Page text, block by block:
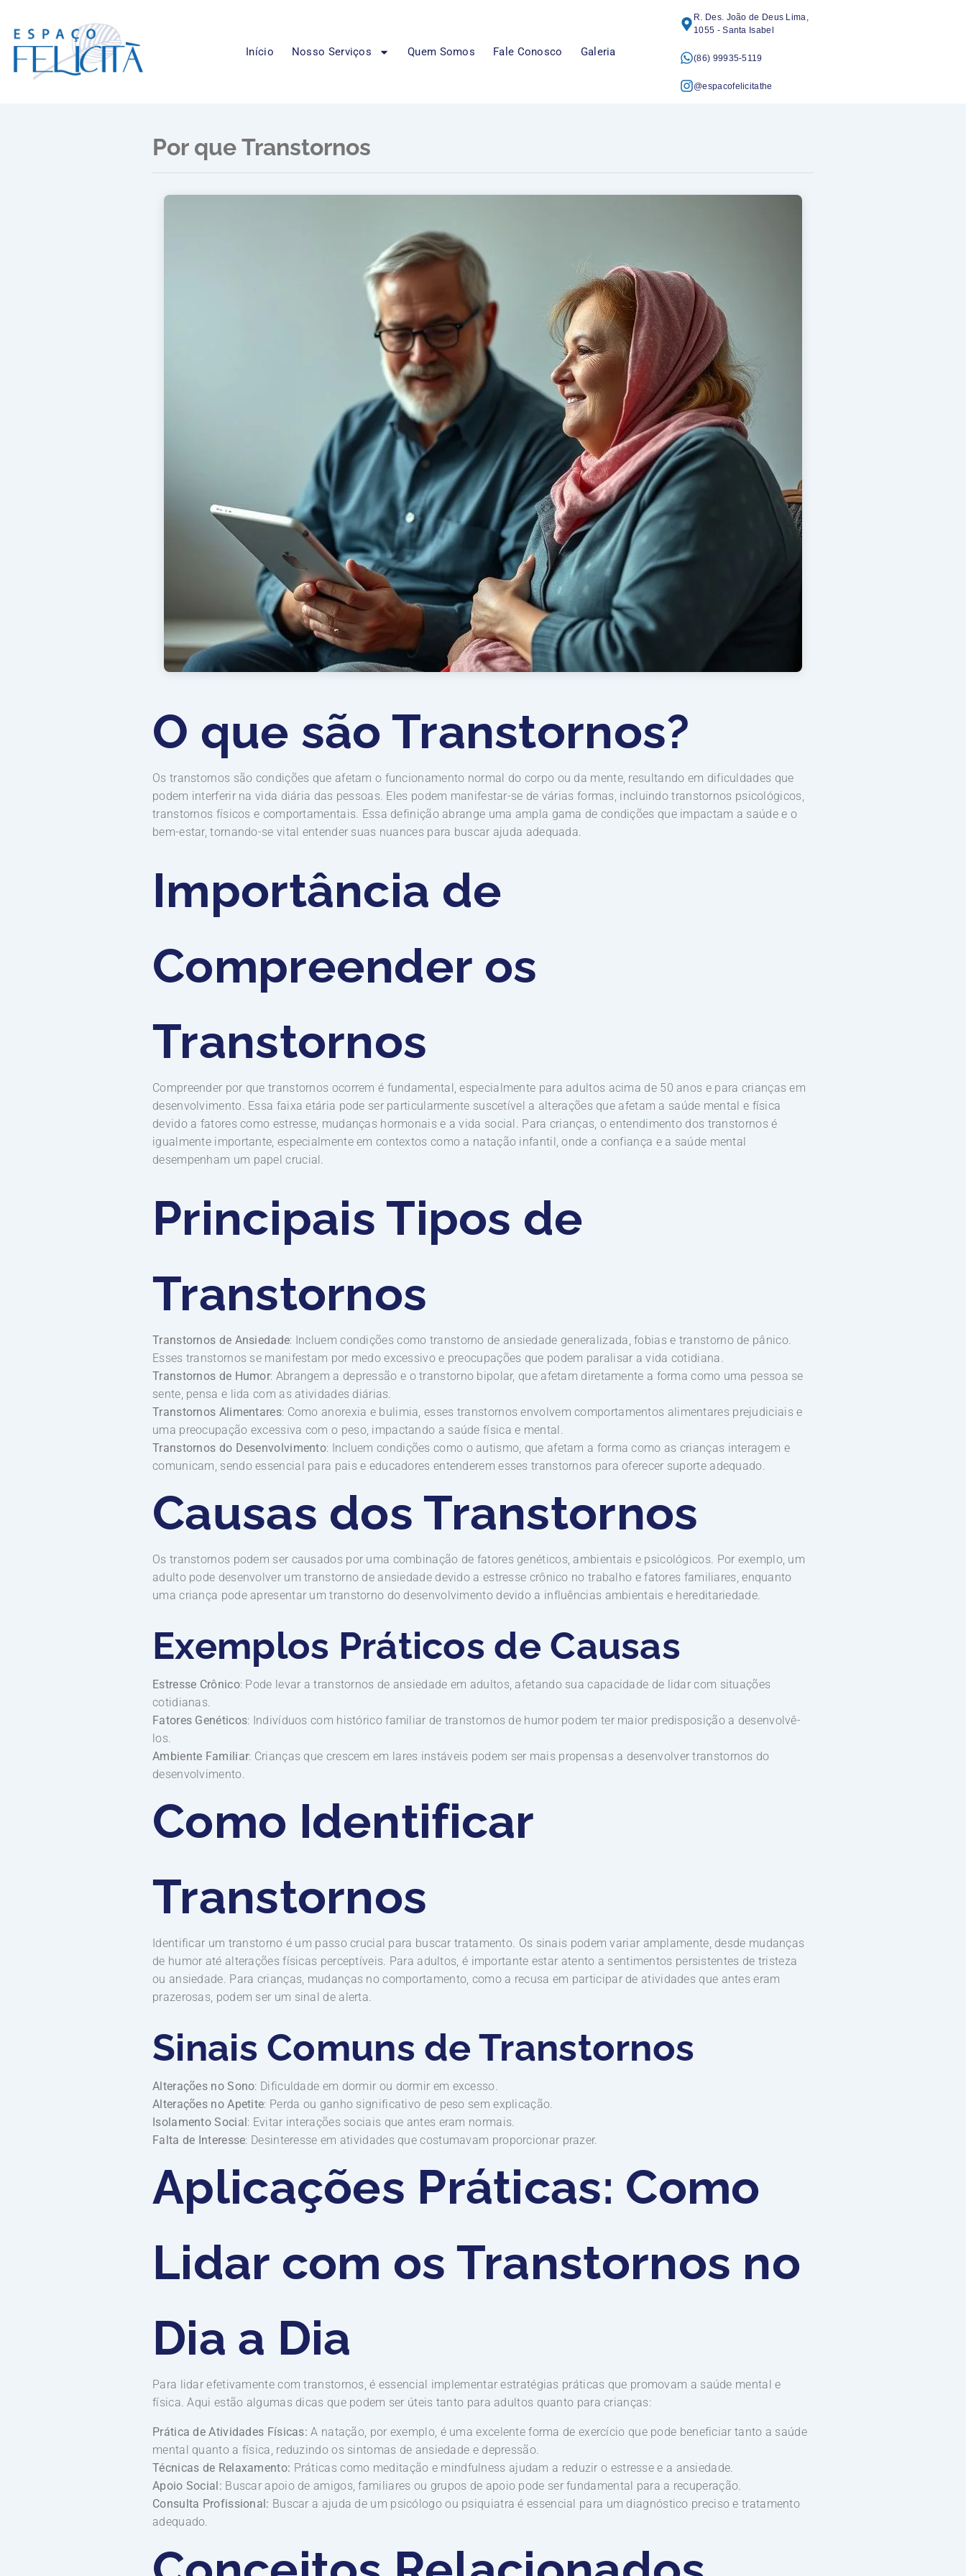
Início Nosso Serviços Quem Somos Fale Conosco Galeria
R. Des. João de Deus Lima,
1055 - Santa Isabel
(86) 99935-5119
@espacofelicitathe
Por que Transtornos
O que são Transtornos?
Os transtornos são condições que afetam o funcionamento normal do corpo ou da mente, resultando em dificuldades que
podem interferir na vida diária das pessoas. Eles podem manifestar-se de várias formas, incluindo transtornos psicológicos,
transtornos físicos e comportamentais. Essa definição abrange uma ampla gama de condições que impactam a saúde e o
bem-estar, tornando-se vital entender suas nuances para buscar ajuda adequada.
Importância de
Compreender os
Transtornos
Compreender por que transtornos ocorrem é fundamental, especialmente para adultos acima de 50 anos e para crianças em
desenvolvimento. Essa faixa etária pode ser particularmente suscetível a alterações que afetam a saúde mental e física
devido a fatores como estresse, mudanças hormonais e a vida social. Para crianças, o entendimento dos transtornos é
igualmente importante, especialmente em contextos como a natação infantil, onde a confiança e a saúde mental
desempenham um papel crucial.
Principais Tipos de
Transtornos
Transtornos de Ansiedade: Incluem condições como transtorno de ansiedade generalizada, fobias e transtorno de pânico.
Esses transtornos se manifestam por medo excessivo e preocupações que podem paralisar a vida cotidiana.
Transtornos de Humor: Abrangem a depressão e o transtorno bipolar, que afetam diretamente a forma como uma pessoa se
sente, pensa e lida com as atividades diárias.
Transtornos Alimentares: Como anorexia e bulimia, esses transtornos envolvem comportamentos alimentares prejudiciais e
uma preocupação excessiva com o peso, impactando a saúde física e mental.
Transtornos do Desenvolvimento: Incluem condições como o autismo, que afetam a forma como as crianças interagem e
comunicam, sendo essencial para pais e educadores entenderem esses transtornos para oferecer suporte adequado.
Causas dos Transtornos
Os transtornos podem ser causados por uma combinação de fatores genéticos, ambientais e psicológicos. Por exemplo, um
adulto pode desenvolver um transtorno de ansiedade devido a estresse crônico no trabalho e fatores familiares, enquanto
uma criança pode apresentar um transtorno do desenvolvimento devido a influências ambientais e hereditariedade.
Exemplos Práticos de Causas
Estresse Crônico: Pode levar a transtornos de ansiedade em adultos, afetando sua capacidade de lidar com situações
cotidianas.
Fatores Genéticos: Indivíduos com histórico familiar de transtornos de humor podem ter maior predisposição a desenvolvê-
los.
Ambiente Familiar: Crianças que crescem em lares instáveis podem ser mais propensas a desenvolver transtornos do
desenvolvimento.
Como Identificar
Transtornos
Identificar um transtorno é um passo crucial para buscar tratamento. Os sinais podem variar amplamente, desde mudanças
de humor até alterações físicas perceptíveis. Para adultos, é importante estar atento a sentimentos persistentes de tristeza
ou ansiedade. Para crianças, mudanças no comportamento, como a recusa em participar de atividades que antes eram
prazerosas, podem ser um sinal de alerta.
Sinais Comuns de Transtornos
Alterações no Sono: Dificuldade em dormir ou dormir em excesso.
Alterações no Apetite: Perda ou ganho significativo de peso sem explicação.
Isolamento Social: Evitar interações sociais que antes eram normais.
Falta de Interesse: Desinteresse em atividades que costumavam proporcionar prazer.
Aplicações Práticas: Como
Lidar com os Transtornos no
Dia a Dia
Para lidar efetivamente com transtornos, é essencial implementar estratégias práticas que promovam a saúde mental e
física. Aqui estão algumas dicas que podem ser úteis tanto para adultos quanto para crianças:
Prática de Atividades Físicas: A natação, por exemplo, é uma excelente forma de exercício que pode beneficiar tanto a saúde
mental quanto a física, reduzindo os sintomas de ansiedade e depressão.
Técnicas de Relaxamento: Práticas como meditação e mindfulness ajudam a reduzir o estresse e a ansiedade.
Apoio Social: Buscar apoio de amigos, familiares ou grupos de apoio pode ser fundamental para a recuperação.
Consulta Profissional: Buscar a ajuda de um psicólogo ou psiquiatra é essencial para um diagnóstico preciso e tratamento
adequado.